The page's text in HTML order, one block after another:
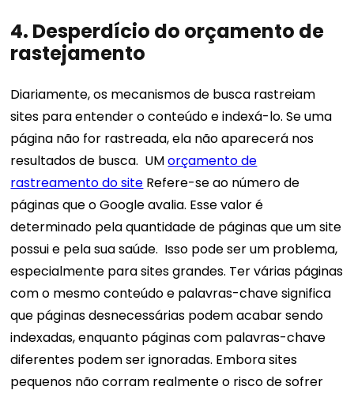
4. Desperdício do orçamento de
rastejamento
Diariamente, os mecanismos de busca rastreiam
sites para entender o conteúdo e indexá-lo. Se uma
página não for rastreada, ela não aparecerá nos
resultados de busca. UMorçamento de
rastreamento do site Refere-se ao número de
páginas que o Google avalia. Esse valor é
determinado pela quantidade de páginas que um site
possui e pela sua saúde. Isso pode ser um problema,
especialmente para sites grandes. Ter várias páginas
com o mesmo conteúdo e palavras-chave significa
que páginas desnecessárias podem acabar sendo
indexadas, enquanto páginas com palavras-chave
diferentes podem ser ignoradas. Embora sites
pequenos não corram realmente o risco de sofrer